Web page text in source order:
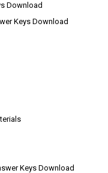
Download
Keys Download
Keys Download